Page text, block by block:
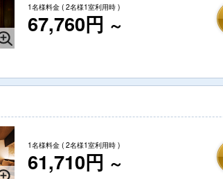
1名様料金 ( 2名様1室利用時 )
67,760円 ～
1名様料金 ( 2名様1室利用時 )
61,710円 ～